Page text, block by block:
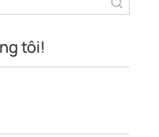
tôi!